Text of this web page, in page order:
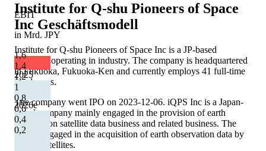
2025
2026e
EBIT
in Mrd. JPY
1,6
1,4
1,2
1
0,8
0,6
0,4
0,2
Institute for Q-shu Pioneers of Space
Inc Geschäftsmodell
Institute for Q-shu Pioneers of Space Inc is a JP-based
company operating in industry. The company is headquartered
in Fukuoka, Fukuoka-Ken and currently employs 41 full-time
employees.
The company went IPO on 2023-12-06. iQPS Inc is a Japan-
based company mainly engaged in the provision of earth
observation satellite data business and related business. The
firm is engaged in the acquisition of earth observation data by
optical satellites.